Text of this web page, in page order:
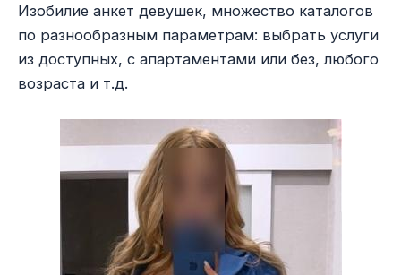
Изобилие анкет девушек, множество каталогов
по разнообразным параметрам: выбрать услуги
из доступных, с апартаментами или без, любого
возраста и т.д.